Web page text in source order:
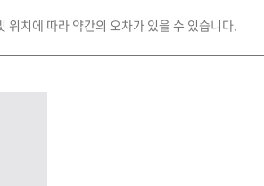
위치에 따라 약간의 오차가 있을 수 있습니다.